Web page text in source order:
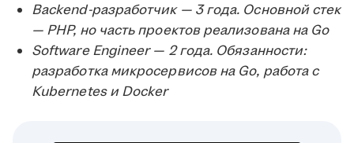
Backend-разработчик — 3 года. Основной стек
— PHP, но часть проектов реализована на Go
Software Engineer — 2 года. Обязанности:
разработка микросервисов на Go, работа с
Kubernetes и Docker